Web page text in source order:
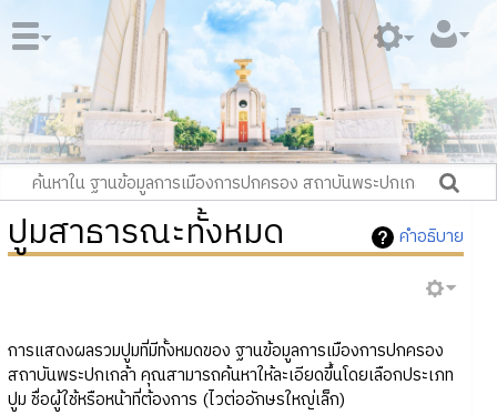
คำอธิบาย
ปูมสาธารณะทั้งหมด
การแสดงผลรวมปูมที่มีทั้งหมดของ ฐานข้อมูลการเมืองการปกครอง
สถาบันพระปกเกล้า คุณสามารถค้นหาให้ละเอียดขึ้นโดยเลือกประเภท
ปูม ชื่อผู้ใช้หรือหน้าที่ต้องการ (ไวต่ออักษรใหญ่เล็ก)